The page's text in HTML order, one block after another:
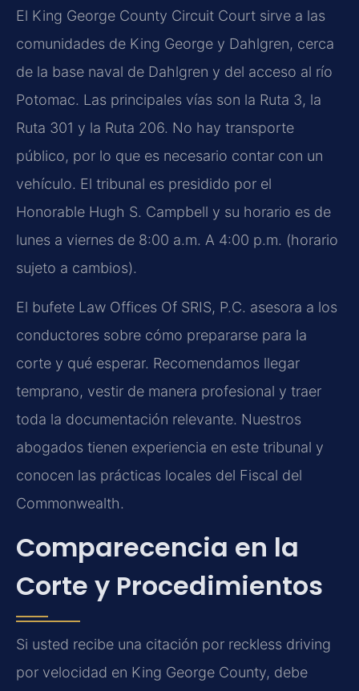
El King George County Circuit Court sirve a las
comunidades de King George y Dahlgren, cerca
de la base naval de Dahlgren y del acceso al río
Potomac. Las principales vías son la Ruta 3, la
Ruta 301 y la Ruta 206. No hay transporte
público, por lo que es necesario contar con un
vehículo. El tribunal es presidido por el
Honorable Hugh S. Campbell y su horario es de
lunes a viernes de 8:00 a.m. A 4:00 p.m. (horario
sujeto a cambios).
El bufete Law Offices Of SRIS, P.C. asesora a los
conductores sobre cómo prepararse para la
corte y qué esperar. Recomendamos llegar
temprano, vestir de manera profesional y traer
toda la documentación relevante. Nuestros
abogados tienen experiencia en este tribunal y
conocen las prácticas locales del Fiscal del
Commonwealth.
Comparecencia en la
Corte y Procedimientos
Si usted recibe una citación por reckless driving
por velocidad en King George County, debe